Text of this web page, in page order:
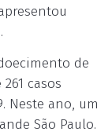
de
casos
Neste ano, um
São Paulo.